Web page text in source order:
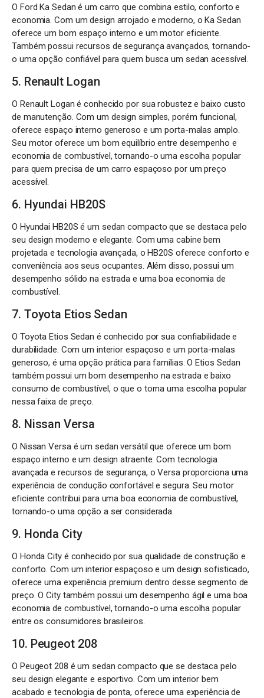
O Ford Ka Sedan é um carro que combina estilo, conforto e
economia. Com um design arrojado e moderno, o Ka Sedan
oferece um bom espaço interno e um motor eficiente.
Também possui recursos de segurança avançados, tornando-
o uma opção confiável para quem busca um sedan acessível.
5. Renault Logan
O Renault Logan é conhecido por sua robustez e baixo custo
de manutenção. Com um design simples, porém funcional,
oferece espaço interno generoso e um porta-malas amplo.
Seu motor oferece um bom equilíbrio entre desempenho e
economia de combustível, tornando-o uma escolha popular
para quem precisa de um carro espaçoso por um preço
acessível.
6. Hyundai HB20S
O Hyundai HB20S é um sedan compacto que se destaca pelo
seu design moderno e elegante. Com uma cabine bem
projetada e tecnologia avançada, o HB20S oferece conforto e
conveniência aos seus ocupantes. Além disso, possui um
desempenho sólido na estrada e uma boa economia de
combustível.
7. Toyota Etios Sedan
O Toyota Etios Sedan é conhecido por sua confiabilidade e
durabilidade. Com um interior espaçoso e um porta-malas
generoso, é uma opção prática para famílias. O Etios Sedan
também possui um bom desempenho na estrada e baixo
consumo de combustível, o que o torna uma escolha popular
nessa faixa de preço.
8. Nissan Versa
O Nissan Versa é um sedan versátil que oferece um bom
espaço interno e um design atraente. Com tecnologia
avançada e recursos de segurança, o Versa proporciona uma
experiência de condução confortável e segura. Seu motor
eficiente contribui para uma boa economia de combustível,
tornando-o uma opção a ser considerada.
9. Honda City
O Honda City é conhecido por sua qualidade de construção e
conforto. Com um interior espaçoso e um design sofisticado,
oferece uma experiência premium dentro desse segmento de
preço. O City também possui um desempenho ágil e uma boa
economia de combustível, tornando-o uma escolha popular
entre os consumidores brasileiros.
10. Peugeot 208
O Peugeot 208 é um sedan compacto que se destaca pelo
seu design elegante e esportivo. Com um interior bem
acabado e tecnologia de ponta, oferece uma experiência de